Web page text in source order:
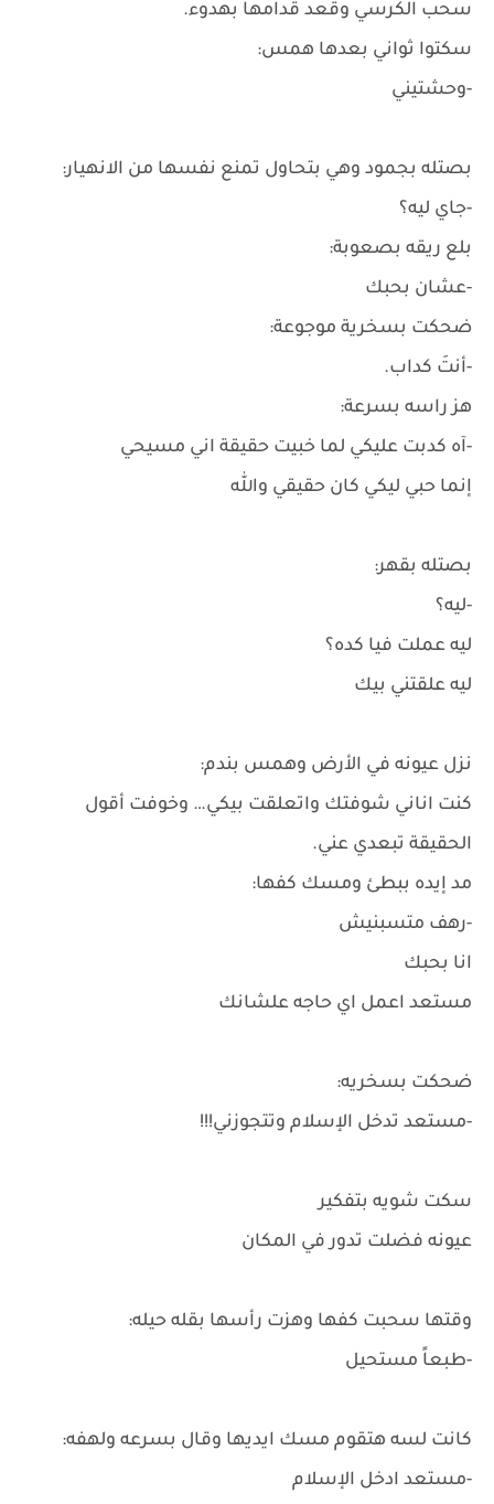
سحب الكرسي وقعد قدامها بهدوء.
سكتوا ثواني بعدها همس:
-وحشتيني
بصتله بجمود وهي بتحاول تمنع نفسها من الانهيار:
-جاي ليه؟
بلع ريقه بصعوبة:
-عشان بحبك
ضحكت بسخرية موجوعة:
-أنتَ كداب.
هز راسه بسرعة:
-آه كدبت عليكي لما خبيت حقيقة اني مسيحي
إنما حبي ليكي كان حقيقي والله
بصتله بقهر:
-ليه؟
ليه عملت فيا كده؟
ليه علقتني بيك
نزل عيونه في الأرض وهمس بندم:
كنت اناني شوفتك واتعلقت بيكي… وخوفت أقول
الحقيقة تبعدي عني.
مد إيده ببطئ ومسك كفها:
-رهف متسبنيش
انا بحبك
مستعد اعمل اي حاجه علشانك
ضحكت بسخريه:
-مستعد تدخل الإسلام وتتجوزني!!!
سكت شويه بتفكير
عيونه فضلت تدور في المكان
وقتها سحبت كفها وهزت رأسها بقله حيله:
-طبعاً مستحيل
كانت لسه هتقوم مسك ايديها وقال بسرعه ولهفه:
-مستعد ادخل الإسلام